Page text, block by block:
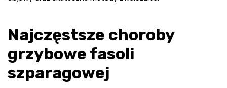
Najczęstsze choroby
grzybowe fasoli
szparagowej